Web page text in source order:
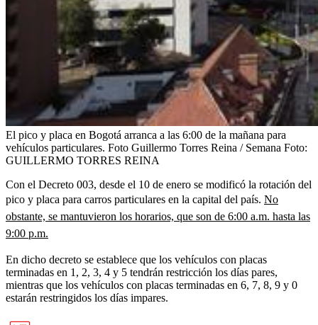
El pico y placa en Bogotá arranca a las 6:00 de la mañana para
vehículos particulares. Foto Guillermo Torres Reina / Semana Foto:
GUILLERMO TORRES REINA
Con el Decreto 003, desde el 10 de enero se modificó la rotación del
pico y placa para carros particulares en la capital del país. No
obstante, se mantuvieron los horarios, que son de 6:00 a.m. hasta las
9:00 p.m.
En dicho decreto se establece que los vehículos con placas
terminadas en 1, 2, 3, 4 y 5 tendrán restricción los días pares,
mientras que los vehículos con placas terminadas en 6, 7, 8, 9 y 0
estarán restringidos los días impares.